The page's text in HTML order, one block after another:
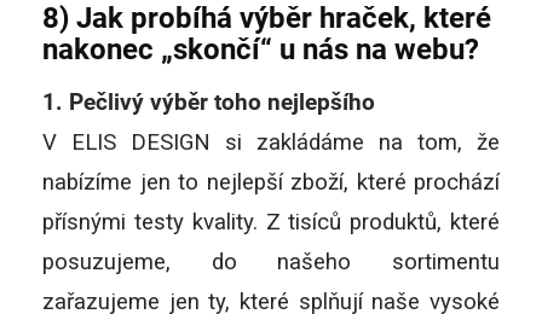
8) Jak probíhá výběr hraček, které
nakonec „skončí“ u nás na webu?
1. Pečlivý výběr toho nejlepšího
V ELIS DESIGN si zakládáme na tom, že
nabízíme jen to nejlepší zboží, které prochází
přísnými testy kvality. Z tisíců produktů, které
posuzujeme, do našeho sortimentu
zařazujeme jen ty, které splňují naše vysoké